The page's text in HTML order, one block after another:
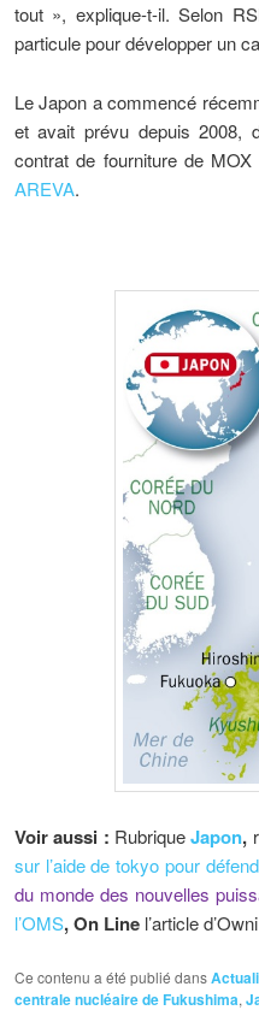
tout », explique-t-il. Selon
particule pour développer un
Le Japon a commencé
et avait prévu depuis 2008,
contrat de fourniture de MOX
AREVA.
Voir aussi : Rubrique Japon,
sur l’aide de tokyo pour
du monde des nouvelles
l’OMS, On Line l’article
Ce contenu a été publié dans
centrale nucléaire de Fukushima,